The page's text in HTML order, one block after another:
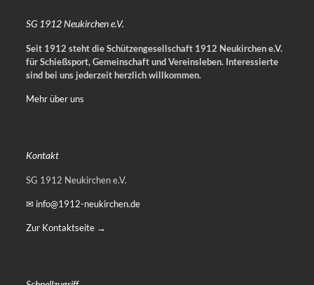
SG 1912 Neukirchen e.V.
Seit 1912 steht die Schützengesellschaft 1912 Neukirchen e.V.
für Schießsport, Gemeinschaft und Vereinsleben. Interessierte
sind bei uns jederzeit herzlich willkommen.
Mehr über uns
Kontakt
SG 1912 Neukirchen e.V.
✉ info@1912-neukirchen.de
Zur Kontaktseite →